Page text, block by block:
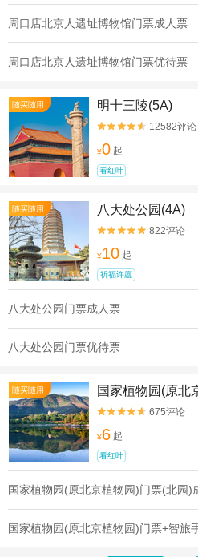
周口店北京人遗址博物馆门票成人票
周口店北京人遗址博物馆门票优待票
随买随用 明十三陵(5A)

 12582评论
¥0 起
看红叶
随买随用 八大处公园(4A)

 822评论
¥10 起
祈福许愿
八大处公园门票成人票
八大处公园门票优待票
随买随用 国家植物园(原北

 675评论
¥6 起
看红叶
国家植物园(原北京植物园)门票(北园)
国家植物园(原北京植物园)门票+智旅